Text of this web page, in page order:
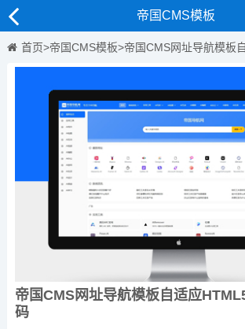
帝国CMS模板
首页>帝国CMS模板>帝国CMS网址导航模板
整站源码
帝国CMS网址导航模板自适应
码